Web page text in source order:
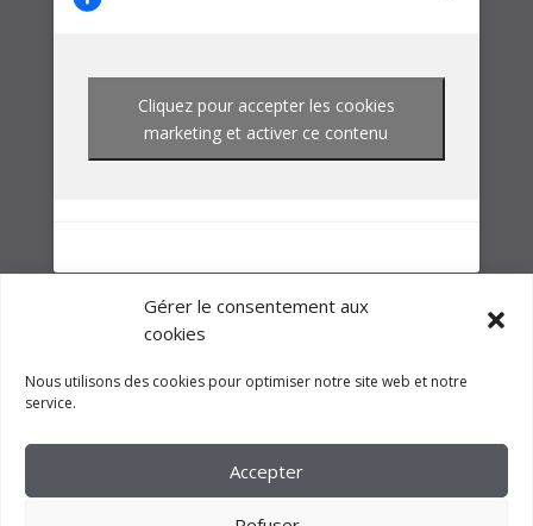
Gérer le consentement aux
cookies
Nous utilisons des cookies pour optimiser notre site web et notre
service.
Accepter